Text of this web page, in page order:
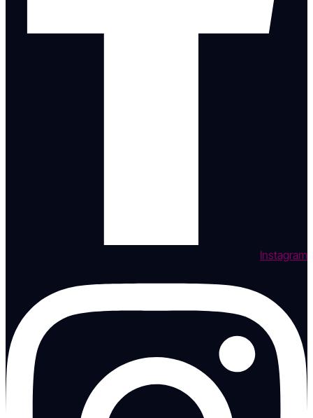
Instagram